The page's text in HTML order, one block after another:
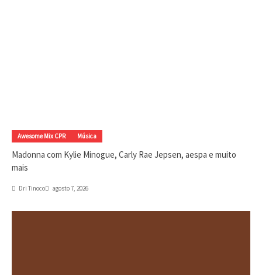
Awesome Mix CPR Música
Madonna com Kylie Minogue, Carly Rae Jepsen, aespa e muito
mais
Dri Tinoco agosto 7, 2026